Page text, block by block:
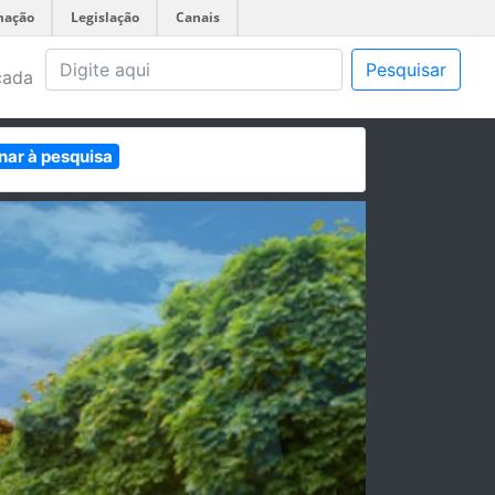
Legislação Canais
Pesquisar
à pesquisa